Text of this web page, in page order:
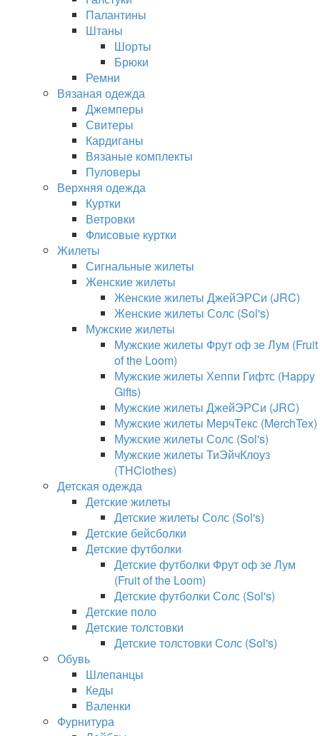
Палантины
Штаны
Шорты
Брюки
Ремни
Вязаная одежда
Джемперы
Свитеры
Кардиганы
Вязаные комплекты
Пуловеры
Верхняя одежда
Куртки
Ветровки
Флисовые куртки
Жилеты
Сигнальные жилеты
Женские жилеты
Женские жилеты ДжейЭРСи (JRC)
Женские жилеты Солс (Sol's)
Мужские жилеты
Мужские жилеты Фрут оф зе Лум (Fruit
of the Loom)
Мужские жилеты Хеппи Гифтс (Happy
Gifts)
Мужские жилеты ДжейЭРСи (JRC)
Мужские жилеты МерчТекс (MerchTex)
Мужские жилеты Солс (Sol's)
Мужские жилеты ТиЭйчКлоуз
(THClothes)
Детская одежда
Детские жилеты
Детские жилеты Солс (Sol's)
Детские бейсболки
Детские футболки
Детские футболки Фрут оф зе Лум
(Fruit of the Loom)
Детские футболки Солс (Sol's)
Детские поло
Детские толстовки
Детские толстовки Солс (Sol's)
Обувь
Шлепанцы
Кеды
Валенки
Фурнитура